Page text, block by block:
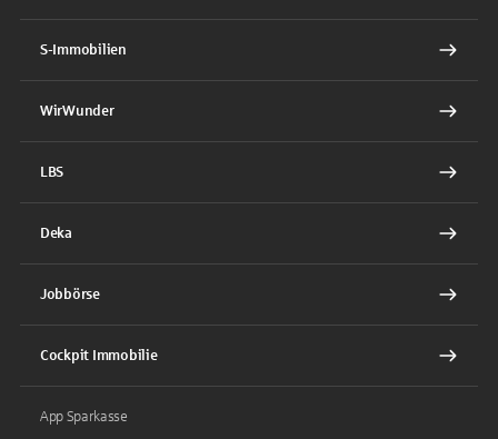
S-Immobilien
WirWunder
LBS
Deka
Jobbörse
Cockpit Immobilie
App Sparkasse